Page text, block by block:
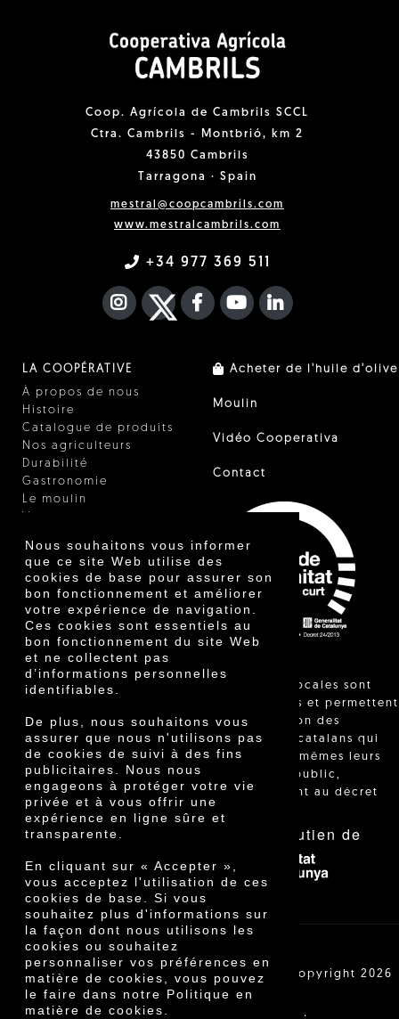
Nous souhaitons vous informer
que ce site Web utilise des
cookies de base pour assurer son
bon fonctionnement et améliorer
votre expérience de navigation.
Ces cookies sont essentiels au
bon fonctionnement du site Web
et ne collectent pas
d’informations personnelles
identifiables.
De plus, nous souhaitons vous
assurer que nous n'utilisons pas
de cookies de suivi à des fins
publicitaires. Nous nous
engageons à protéger votre vie
privée et à vous offrir une
expérience en ligne sûre et
transparente.
En cliquant sur « Accepter »,
vous acceptez l'utilisation de ces
cookies de base. Si vous
souhaitez plus d'informations sur
la façon dont nous utilisons les
cookies ou souhaitez
personnaliser vos préférences en
matière de cookies, vous pouvez
le faire dans notre Politique en
matière de cookies.
Coop. Agrícola de Cambrils SCCL
Ctra. Cambrils - Montbrió, km 2
43850 Cambrils
Tarragona · Spain
mestral@coopcambrils.com
www.mestralcambrils.com
+34 977 369 511
INSTAGRAM
TWITTER
FACEBOOK F
YOUTUBEFA LINKEDIN
LA COOPÉRATIVE
À propos de nous
Histoire
Catalogue de produits
Nos agriculteurs
Durabilité
Gastronomie
Le moulin
Certificats
Prix
Innovation
Acheter de l'huile d'olive
Moulin
Vidéo Cooperativa
Contact
"Les ventes locales sont
réglementées et permettent
l'identification des
agriculteurs catalans qui
vendent eux-mêmes leurs
produits au public,
conformément au décret
Avec le soutien de
Cooperativa Agrícola de Cambrils SCCL | Copyright 2026
©
Avis légal